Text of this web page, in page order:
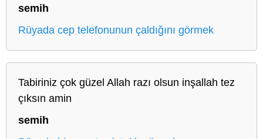
semih
Rüyada cep telefonunun çaldığını görmek
Tabiriniz çok güzel Allah razı olsun inşallah tez
çıksın amin
semih